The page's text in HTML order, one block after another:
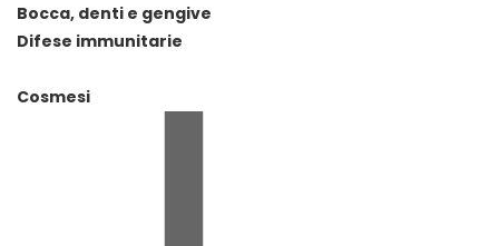
Bocca, denti e gengive
Difese immunitarie
Cosmesi